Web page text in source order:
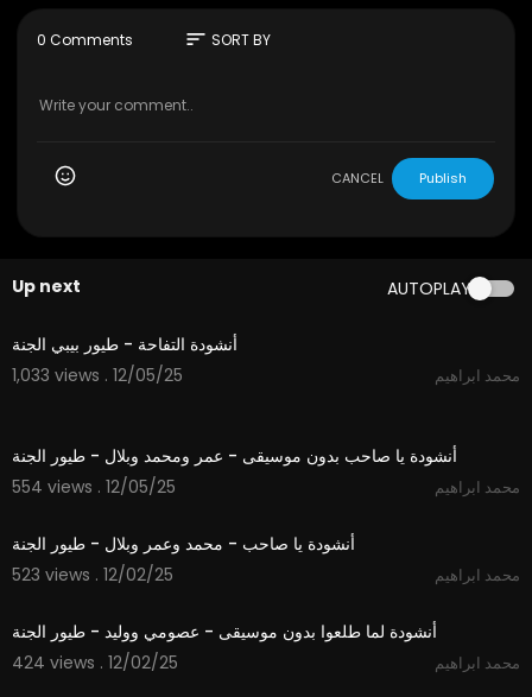
0 Comments sort SORT BY
CANCEL Publish
Up next AUTOPLAY
1:12
أنشودة التفاحة - طيور بيبي الجنة
1,033 views . 12/05/25
محمد ابراهيم
أنشودة يا صاحب بدون موسيقى - عمر ومحمد وبلال - طيور الجنة
554 views . 12/05/25
محمد ابراهيم
أنشودة يا صاحب - محمد وعمر وبلال - طيور الجنة
523 views . 12/02/25
محمد ابراهيم
أنشودة لما طلعوا بدون موسيقى - عصومي ووليد - طيور الجنة
424 views . 12/02/25
محمد ابراهيم